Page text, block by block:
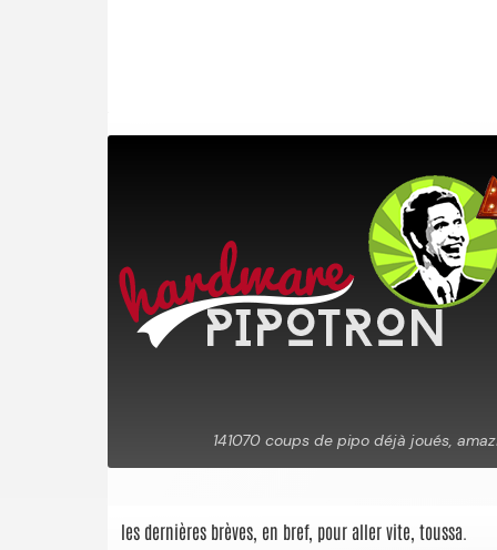
les dernières brèves, en bref, pour aller vite, toussa.